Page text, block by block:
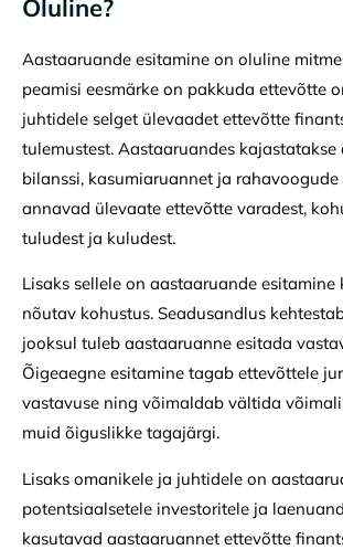
Oluline?
Aastaaruande esitamine on oluline
peamisi eesmärke on pakkuda ettevõtte
juhtidele selget ülevaadet ettevõtte
tulemustest. Aastaaruandes kajastatakse
bilanssi, kasumiaruannet ja
annavad ülevaate ettevõtte varadest,
tuludest ja kuludest.
Lisaks sellele on aastaaruande esitamine
nõutav kohustus. Seadusandlus
jooksul tuleb aastaaruanne esitada
Õigeaegne esitamine tagab ettevõttele
vastavuse ning võimaldab vältida
muid õiguslikke tagajärgi.
Lisaks omanikele ja juhtidele on
potentsiaalsetele investoritele ja
kasutavad aastaaruannet ettevõtte